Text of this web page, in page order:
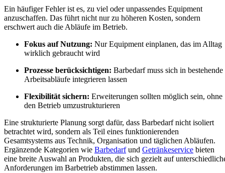
Ein häufiger Fehler ist es, zu viel oder unpassendes Equipment
anzuschaffen. Das führt nicht nur zu höheren Kosten, sondern
erschwert auch die Abläufe im Betrieb.
Fokus auf Nutzung: Nur Equipment einplanen, das im Alltag
wirklich gebraucht wird
Prozesse berücksichtigen: Barbedarf muss sich in bestehende
Arbeitsabläufe integrieren lassen
Flexibilität sichern: Erweiterungen sollten möglich sein, ohne
den Betrieb umzustrukturieren
Eine strukturierte Planung sorgt dafür, dass Barbedarf nicht isoliert
betrachtet wird, sondern als Teil eines funktionierenden
Gesamtsystems aus Technik, Organisation und täglichen Abläufen.
Ergänzende Kategorien wie Barbedarfund Getränkeservice bieten
eine breite Auswahl an Produkten, die sich gezielt auf
Anforderungen im Barbetrieb abstimmen lassen.